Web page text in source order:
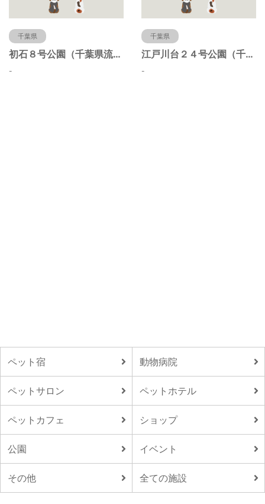
千葉県
初石８号公園（千葉県流山市）
-
千葉県
江戸川台２４号公園（千葉県流山市）
-
ペット宿 動物病院
ペットサロン ペットホテル
ペットカフェ ショップ
公園 イベント
その他 全ての施設